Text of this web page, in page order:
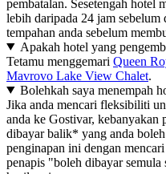
pembatalan. Sesetengah hotel
lebih daripada 24 jam sebelum
tempahan anda sebelum
Apakah hotel yang
Tetamu menggemari Queen
Mavrovo Lake View Chalet.
Bolehkah saya menempah
Jika anda mencari fleksibiliti
anda ke Gostivar, kebanyakan
dibayar balik* yang anda
penginapan ini dengan
penapis "boleh dibayar